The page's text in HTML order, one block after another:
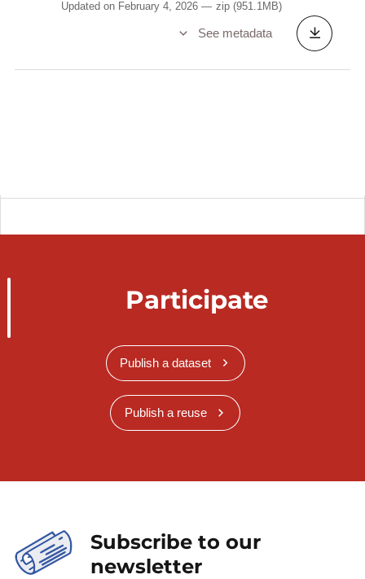
Updated on February 4, 2026 zip (951.1MB)
See metadata
Participate
Publish a dataset
Publish a reuse
Subscribe to our
newsletter